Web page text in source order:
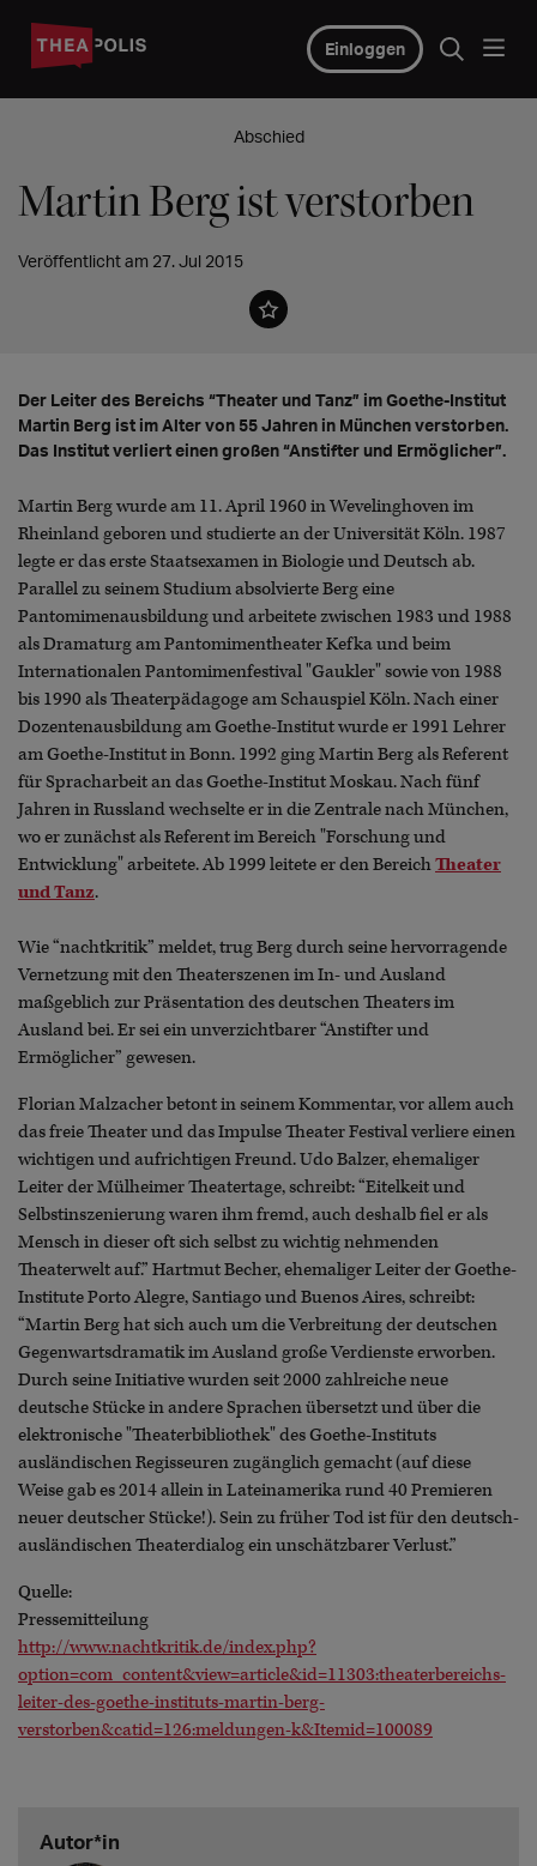
Einloggen
Abschied
Martin Berg ist verstorben
Veröffentlicht am 27. Jul 2015
Der Leiter des Bereichs “Theater und Tanz” im Goethe-Institut
Martin Berg ist im Alter von 55 Jahren in München verstorben.
Das Institut verliert einen großen “Anstifter und Ermöglicher”.
Martin Berg wurde am 11. April 1960 in Wevelinghoven im
Rheinland geboren und studierte an der Universität Köln. 1987
legte er das erste Staatsexamen in Biologie und Deutsch ab.
Parallel zu seinem Studium absolvierte Berg eine
Pantomimenausbildung und arbeitete zwischen 1983 und 1988
als Dramaturg am Pantomimentheater Kefka und beim
Internationalen Pantomimenfestival "Gaukler" sowie von 1988
bis 1990 als Theaterpädagoge am Schauspiel Köln. Nach einer
Dozentenausbildung am Goethe-Institut wurde er 1991 Lehrer
am Goethe-Institut in Bonn. 1992 ging Martin Berg als Referent
für Spracharbeit an das Goethe-Institut Moskau. Nach fünf
Jahren in Russland wechselte er in die Zentrale nach München,
wo er zunächst als Referent im Bereich "Forschung und
Entwicklung" arbeitete. Ab 1999 leitete er den BereichTheater
und Tanz.
Wie “nachtkritik” meldet, trug Berg durch seine hervorragende
Vernetzung mit den Theaterszenen im In- und Ausland
maßgeblich zur Präsentation des deutschen Theaters im
Ausland bei. Er sei ein unverzichtbarer “Anstifter und
Ermöglicher” gewesen.
Florian Malzacher betont in seinem Kommentar, vor allem auch
das freie Theater und das Impulse Theater Festival verliere einen
wichtigen und aufrichtigen Freund. Udo Balzer, ehemaliger
Leiter der Mülheimer Theatertage, schreibt: “Eitelkeit und
Selbstinszenierung waren ihm fremd, auch deshalb fiel er als
Mensch in dieser oft sich selbst zu wichtig nehmenden
Theaterwelt auf.” Hartmut Becher, ehemaliger Leiter der Goethe-
Institute Porto Alegre, Santiago und Buenos Aires, schreibt:
“Martin Berg hat sich auch um die Verbreitung der deutschen
Gegenwartsdramatik im Ausland große Verdienste erworben.
Durch seine Initiative wurden seit 2000 zahlreiche neue
deutsche Stücke in andere Sprachen übersetzt und über die
elektronische "Theaterbibliothek" des Goethe-Instituts
ausländischen Regisseuren zugänglich gemacht (auf diese
Weise gab es 2014 allein in Lateinamerika rund 40 Premieren
neuer deutscher Stücke!). Sein zu früher Tod ist für den deutsch-
ausländischen Theaterdialog ein unschätzbarer Verlust.”
Quelle:
Pressemitteilung
http://www.nachtkritik.de/index.php?
option=com_content&view=article&id=11303:theaterbereichs-
leiter-des-goethe-instituts-martin-berg-
verstorben&catid=126:meldungen-k&Itemid=100089
Autor*in